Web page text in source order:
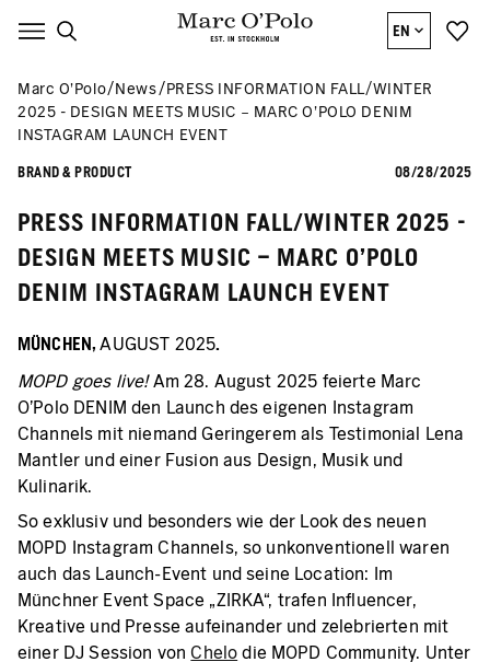
EN
Marc O’Polo News
PRESS INFORMATION FALL/WINTER
2025 - DESIGN MEETS MUSIC − MARC O’POLO DENIM
INSTAGRAM LAUNCH EVENT
BRAND & PRODUCT 08/28/2025
PRESS INFORMATION FALL/WINTER 2025 -
DESIGN MEETS MUSIC − MARC O’POLO
DENIM INSTAGRAM LAUNCH EVENT
MÜNCHEN,AUGUST 2025.
MOPD goes live!Am 28. August 2025 feierte Marc
O’Polo DENIM den Launch des eigenen Instagram
Channels mit niemand Geringerem als Testimonial Lena
Mantler und einer Fusion aus Design, Musik und
Kulinarik.
So exklusiv und besonders wie der Look des neuen
MOPD Instagram Channels, so unkonventionell waren
auch das Launch-Event und seine Location: Im
Münchner Event Space „ZIRKA“, trafen Influencer,
Kreative und Presse aufeinander und zelebrierten mit
einer DJ Session von Chelo die MOPD Community. Unter